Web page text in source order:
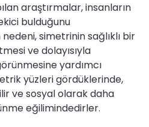
araştırmalar, insanların
bulduğunu
simetrinin sağlıklı bir
ve dolayısıyla
yardımcı
yüzleri gördüklerinde,
ve sosyal olarak daha
eğilimindedirler.